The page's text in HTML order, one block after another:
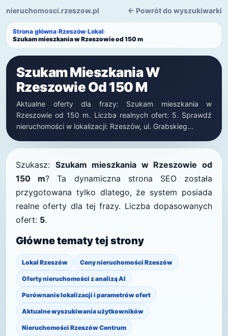
nieruchomosci.rzeszow.pl ← Powrót do wyszukiwarki
Strona główna›Rzeszów›Lokal›
Szukam mieszkania w Rzeszowie od 150 m
Szukam Mieszkania W
Rzeszowie Od 150 M
Aktualne oferty dla frazy: Szukam mieszkania w
Rzeszowie od 150 m. Liczba realnych ofert: 5. Sprawdź
nieruchomości w lokalizacji: Rzeszów, ul. Grabskieg...
Szukasz: Szukam mieszkania w Rzeszowie od
150 m? Ta dynamiczna strona SEO została
przygotowana tylko dlatego, że system posiada
realne oferty dla tej frazy. Liczba dopasowanych
ofert: 5.
Główne tematy tej strony
Lokal Rzeszów Ceny nieruchomości Rzeszów
Oferty nieruchomości z analizą AI
Porównanie lokalizacji i parametrów ofert
Aktualne wyszukiwania użytkowników
Nieruchomości Rzeszów Centrum